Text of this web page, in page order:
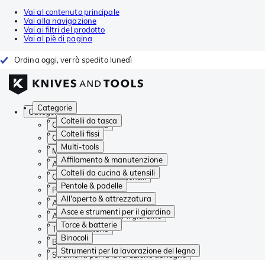
Vai al contenuto principale
Vai alla navigazione
Vai ai filtri del prodotto
Vai al piè di pagina
Ordina oggi, verrà spedito lunedì
Categorie
Coltelli da tasca
Coltelli fissi
Multi-tools
Affilamento & manutenzione
Coltelli da cucina & utensili
Pentole & padelle
All'aperto & attrezzatura
Asce e strumenti per il giardino
Torce & batterie
Binocoli
Strumenti per la lavorazione del legno
Categorie
Coltelli da tasca
Coltelli fissi
Multi-tools
Affilamento & manutenzione
Coltelli da cucina & utensili
Pentole & padelle
All'aperto & attrezzatura
Asce e strumenti per il giardino
Torce & batterie
Binocoli
Strumenti per la lavorazione del legno